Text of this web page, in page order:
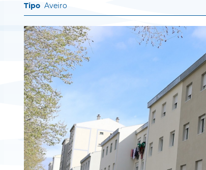
Aveiro